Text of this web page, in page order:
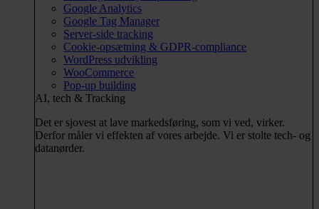
Google Analytics
Google Tag Manager
Server-side tracking
Cookie-opsætning & GDPR-compliance
WordPress udvikling
WooCommerce
Pop-up building
AI, tech & Tracking
Det er sjovest at lave markedsføring, som vi ved, virker.
Derfor måler vi effekten af vores arbejde. Vi er stolte tech- og
datanørder.